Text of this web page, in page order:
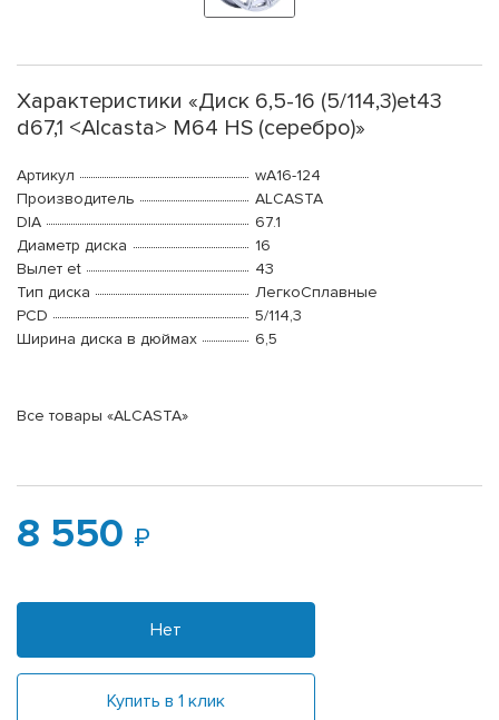
Характеристики «Диск 6,5-16 (5/114,3)et43
d67,1 <Alcasta> M64 HS (серебро)»
Артикул
wA16-124
Производитель
ALCASTA
DIA
67.1
Диаметр диска
16
Вылет et
43
Тип диска
ЛегкоСплавные
PCD
5/114,3
Ширина диска в дюймах
6,5
Все товары «ALCASTA»
8 550
Нет
Купить в 1 клик